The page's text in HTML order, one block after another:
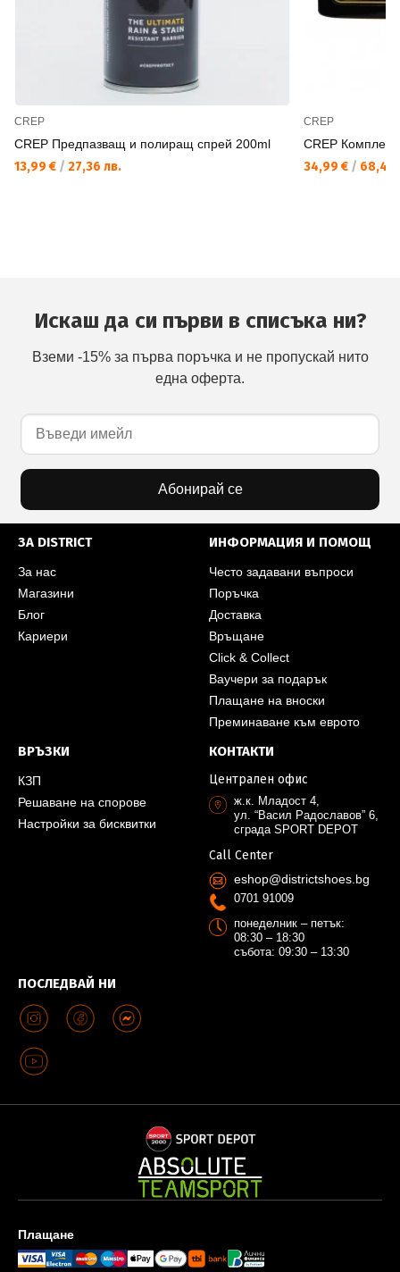
CREP
CREP Предпазващ и полиращ спрей 200ml
13,99 € / 27,36 лв.
CREP
CREP
34,99 € / 68,43
Искаш да си първи в списъка ни?
Вземи -15% за първа поръчка и не пропускай нито
една оферта.
Абонирай се
ЗА DISTRICT
За нас
Магазини
Блог
Кариери
ИНФОРМАЦИЯ И ПОМОЩ
Често задавани въпроси
Поръчка
Доставка
Връщане
Click & Collect
Ваучери за подарък
Плащане на вноски
Преминаване към еврото
ВРЪЗКИ
КЗП
Решаване на спорове
Настройки за бисквитки
ПОСЛЕДВАЙ НИ
КОНТАКТИ
Централен офис
ж.к. Младост 4,
ул. “Васил Радославов” 6,
сграда SPORT DEPOT
Call Center
eshop@districtshoes.bg
0701 91009
понеделник – петък:
08:30 – 18:30
събота: 09:30 – 13:30
Плащане